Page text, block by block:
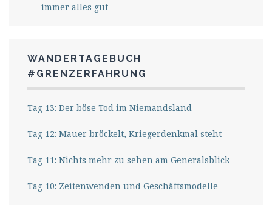
immer alles gut
WANDERTAGEBUCH
#GRENZERFAHRUNG
Tag 13: Der böse Tod im Niemandsland
Tag 12: Mauer bröckelt, Kriegerdenkmal steht
Tag 11: Nichts mehr zu sehen am Generalsblick
Tag 10: Zeitenwenden und Geschäftsmodelle